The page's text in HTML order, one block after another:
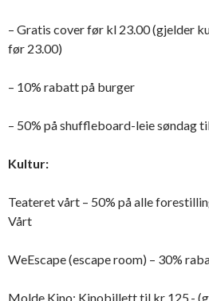
– Gratis cover før kl 23.00 (gjelder
før 23.00)
– 10% rabatt på burger
– 50% på shuffleboard-leie søndag
Kultur:
Teateret vårt – 50% på alle
Vårt
WeEscape (escape room) – 30%
Molde Kino: Kinobillett til kr 125,-